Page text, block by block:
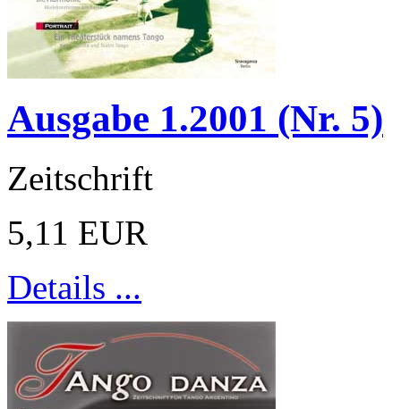
Ausgabe 1.2001 (Nr. 5)
Zeitschrift
5,11 EUR
Details ...